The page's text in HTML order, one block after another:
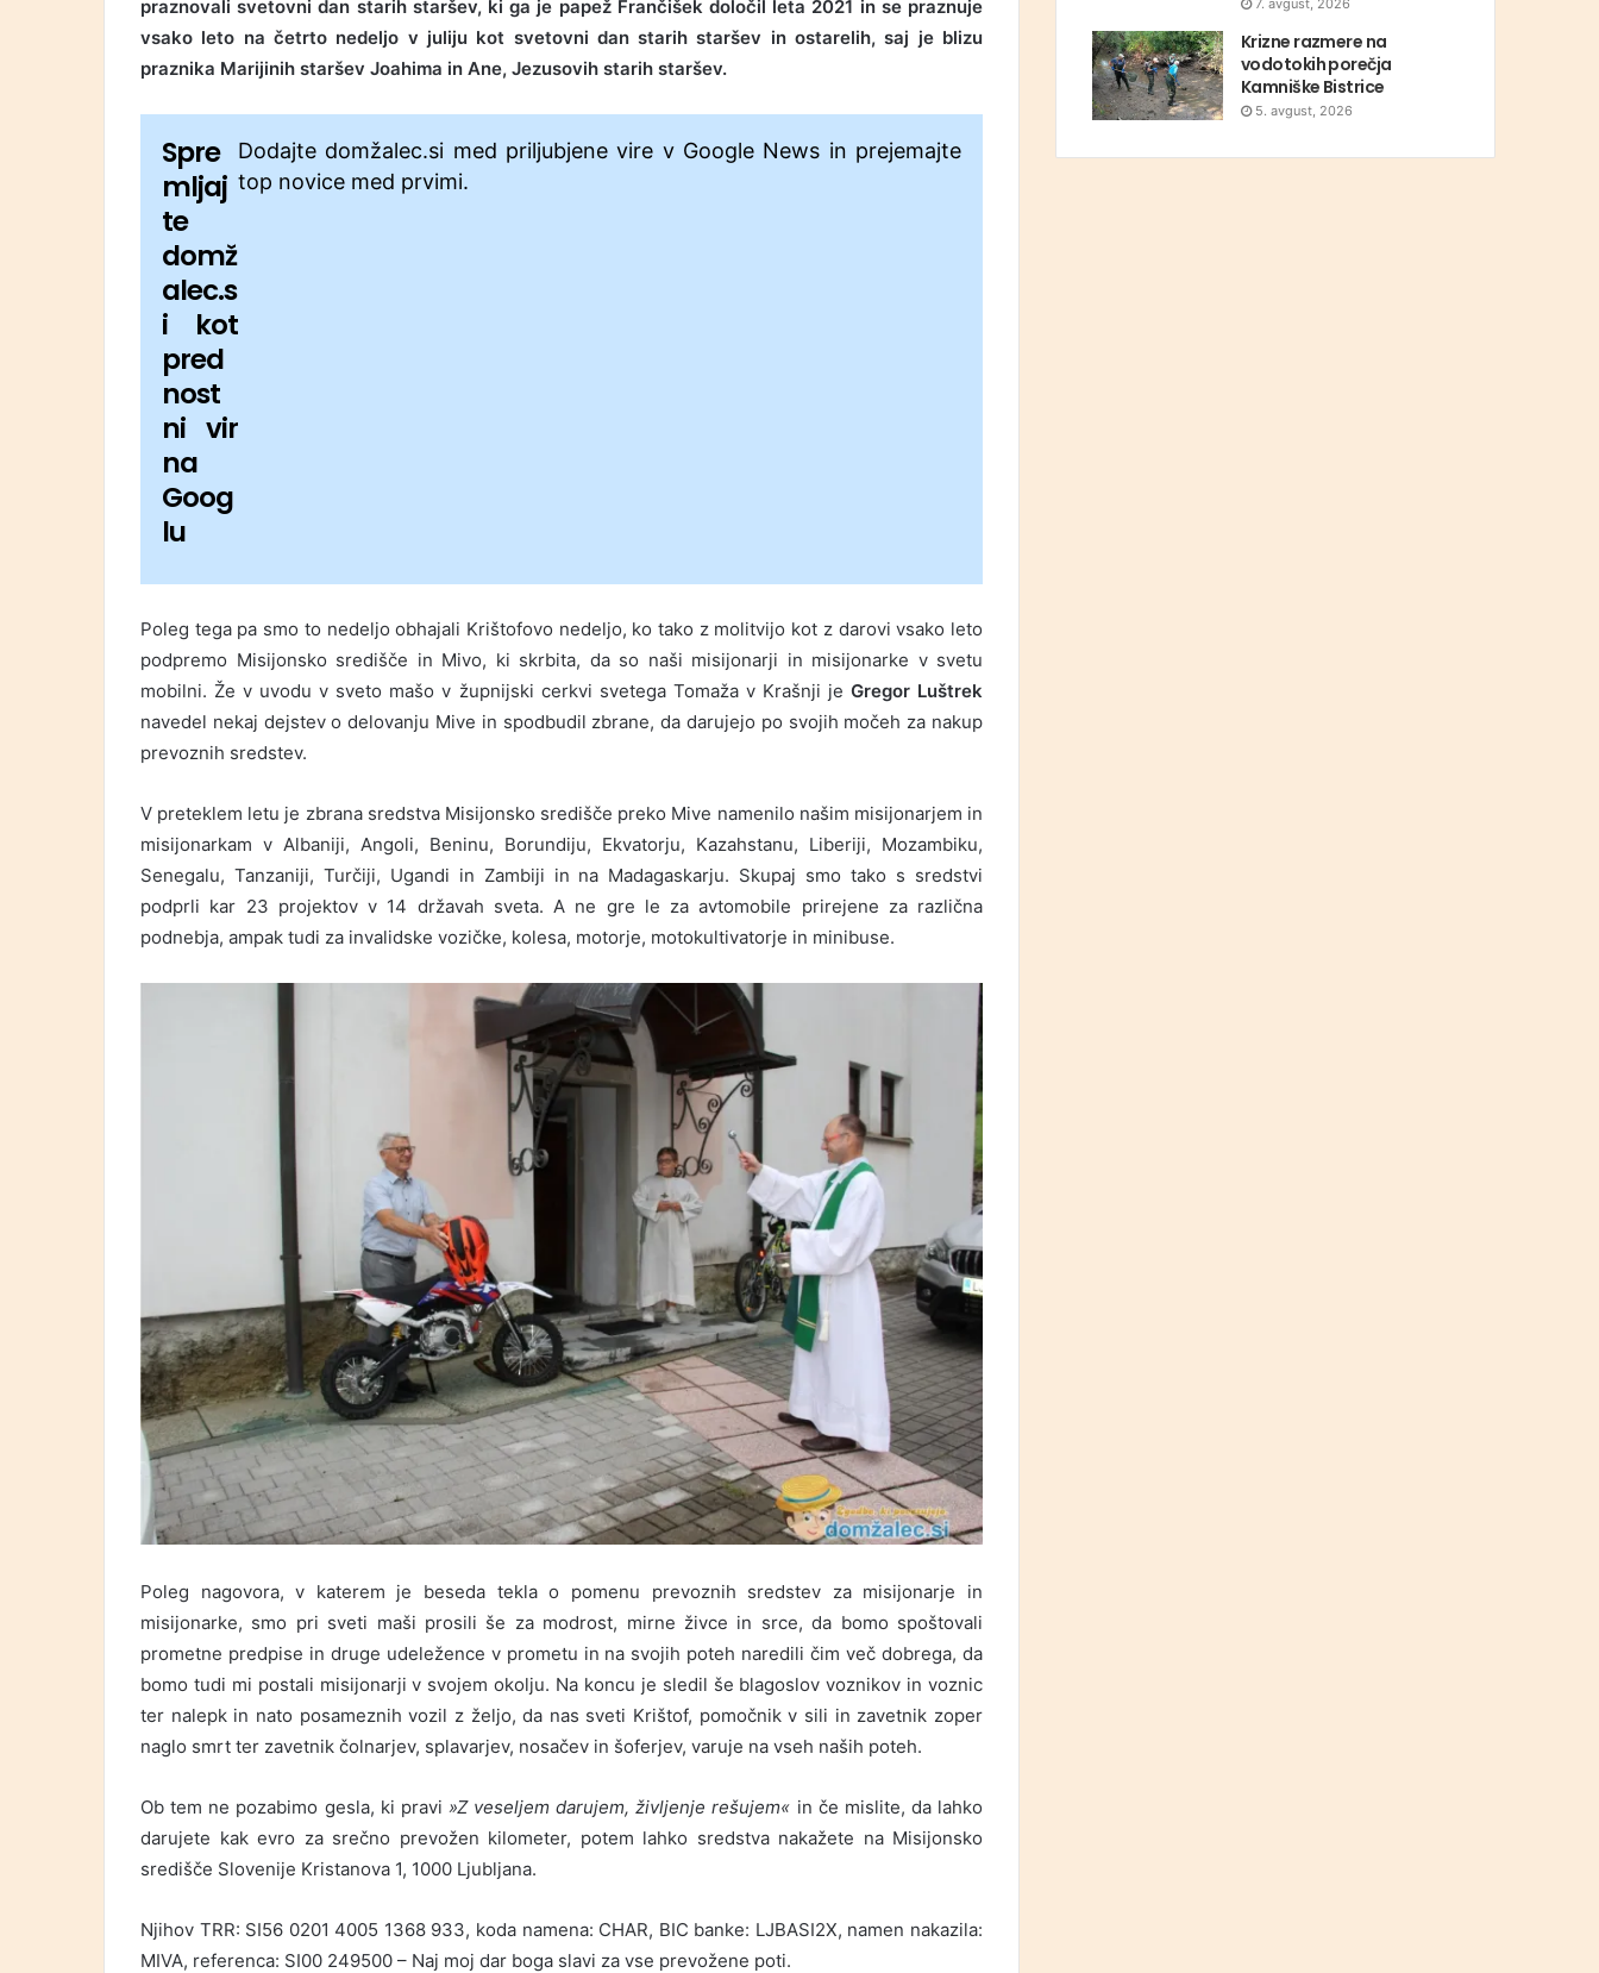
praznovali svetovni dan starih staršev, ki ga je papež Frančišek določil leta 2021 in se praznuje
vsako leto na četrto nedeljo v juliju kot svetovni dan starih staršev in ostarelih, saj je blizu
praznika Marijinih staršev Joahima in Ane, Jezusovih starih staršev.
Spre
mljaj
te
domž
alec.s
i kot
pred
nost
ni vir
na
Goog
lu
Dodajte domžalec.si med priljubjene vire v Google News in prejemajte
top novice med prvimi.
Poleg tega pa smo to nedeljo obhajali Krištofovo nedeljo, ko tako z molitvijo kot z darovi vsako leto
podpremo Misijonsko središče in Mivo, ki skrbita, da so naši misijonarji in misijonarke v svetu
mobilni. Že v uvodu v sveto mašo v župnijski cerkvi svetega Tomaža v Krašnji je Gregor Luštrek
navedel nekaj dejstev o delovanju Mive in spodbudil zbrane, da darujejo po svojih močeh za nakup
prevoznih sredstev.
V preteklem letu je zbrana sredstva Misijonsko središče preko Mive namenilo našim misijonarjem in
misijonarkam v Albaniji, Angoli, Beninu, Borundiju, Ekvatorju, Kazahstanu, Liberiji, Mozambiku,
Senegalu, Tanzaniji, Turčiji, Ugandi in Zambiji in na Madagaskarju. Skupaj smo tako s sredstvi
podprli kar 23 projektov v 14 državah sveta. A ne gre le za avtomobile prirejene za različna
podnebja, ampak tudi za invalidske vozičke, kolesa, motorje, motokultivatorje in minibuse.
Poleg nagovora, v katerem je beseda tekla o pomenu prevoznih sredstev za misijonarje in
misijonarke, smo pri sveti maši prosili še za modrost, mirne živce in srce, da bomo spoštovali
prometne predpise in druge udeležence v prometu in na svojih poteh naredili čim več dobrega, da
bomo tudi mi postali misijonarji v svojem okolju. Na koncu je sledil še blagoslov voznikov in voznic
ter nalepk in nato posameznih vozil z željo, da nas sveti Krištof, pomočnik v sili in zavetnik zoper
naglo smrt ter zavetnik čolnarjev, splavarjev, nosačev in šoferjev, varuje na vseh naših poteh.
Ob tem ne pozabimo gesla, ki pravi »Z veseljem darujem, življenje rešujem« in če mislite, da lahko
darujete kak evro za srečno prevožen kilometer, potem lahko sredstva nakažete na Misijonsko
središče Slovenije Kristanova 1, 1000 Ljubljana.
Njihov TRR: SI56 0201 4005 1368 933, koda namena: CHAR, BIC banke: LJBASI2X, namen nakazila:
MIVA, referenca: SI00 249500 – Naj moj dar boga slavi za vse prevožene poti.
7. avgust, 2026
Krizne razmere na
vodotokih porečja
Kamniške Bistrice
5. avgust, 2026